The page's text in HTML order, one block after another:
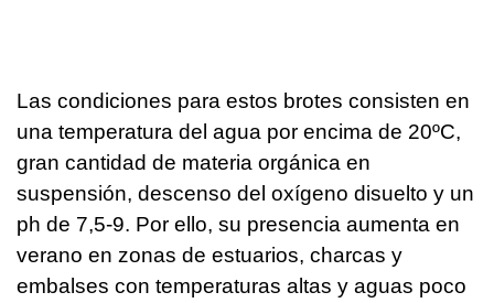
Las condiciones para estos brotes consisten en
una temperatura del agua por encima de 20ºC,
gran cantidad de materia orgánica en
suspensión, descenso del oxígeno disuelto y un
ph de 7,5-9. Por ello, su presencia aumenta en
verano en zonas de estuarios, charcas y
embalses con temperaturas altas y aguas poco